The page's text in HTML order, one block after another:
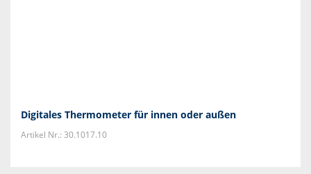
Digitales Thermometer für innen oder außen
Artikel Nr.: 30.1017.10